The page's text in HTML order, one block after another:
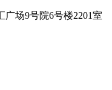
场9号院6号楼2201室